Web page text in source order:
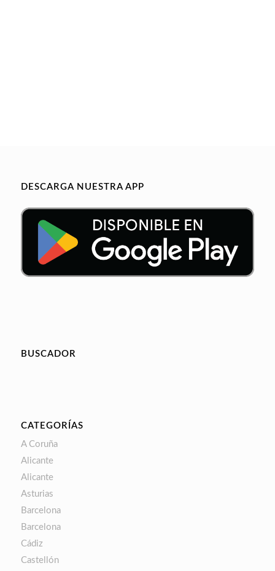
DESCARGA NUESTRA APP
BUSCADOR
CATEGORÍAS
A Coruña
Alicante
Alicante
Asturias
Barcelona
Barcelona
Cádiz
Castellón